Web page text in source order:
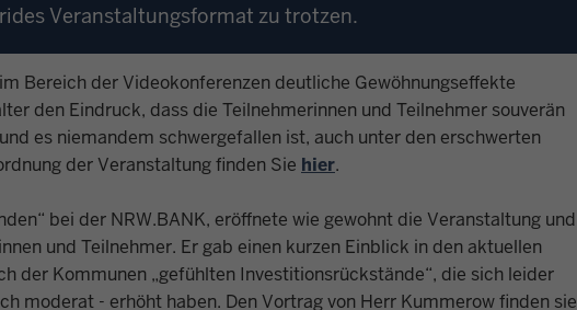
Veranstaltungsformat zu trotzen.
Bereich der Videokonferenzen deutliche Gewöhnungseffekte
den Eindruck, dass die Teilnehmerinnen und Teilnehmer souverän
es niemandem schwergefallen ist, auch unter den erschwerten
der Veranstaltung finden Sie hier.
bei der NRW.BANK, eröffnete wie gewohnt die Veranstaltung und
und Teilnehmer. Er gab einen kurzen Einblick in den aktuellen
der Kommunen „gefühlten Investitionsrückstände“, die sich leider
moderat - erhöht haben. Den Vortrag von Herr Kummerow finden sie